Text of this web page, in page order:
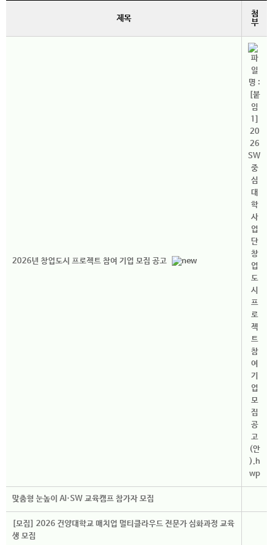
제목
첨
부
2026년 창업도시 프로젝트 참여 기업 모집 공고
맞춤형 눈높이 AI·SW 교육캠프 참가자 모집
[모집] 2026 건양대학교 매치업 멀티클라우드 전문가 심화과정 교육
생 모집